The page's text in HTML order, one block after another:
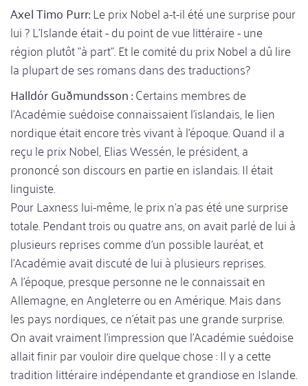
Axel Timo Purr:Le prix Nobel a-t-il été une surprise pour
lui ? L'Islande était - du point de vue littéraire - une
région plutôt "à part". Et le comité du prix Nobel a dû lire
la plupart de ses romans dans des traductions?
Halldór Guðmundsson :Certains membres de
l'Académie suédoise connaissaient l'islandais, le lien
nordique était encore très vivant à l'époque. Quand il a
reçu le prix Nobel, Elias Wessén, le président, a
prononcé son discours en partie en islandais. Il était
linguiste.
Pour Laxness lui-même, le prix n'a pas été une surprise
totale. Pendant trois ou quatre ans, on avait parlé de lui à
plusieurs reprises comme d'un possible lauréat, et
l'Académie avait discuté de lui à plusieurs reprises.
A l'époque, presque personne ne le connaissait en
Allemagne, en Angleterre ou en Amérique. Mais dans
les pays nordiques, ce n'était pas une grande surprise.
On avait vraiment l'impression que l'Académie suédoise
allait finir par vouloir dire quelque chose : Il y a cette
tradition littéraire indépendante et grandiose en Islande.